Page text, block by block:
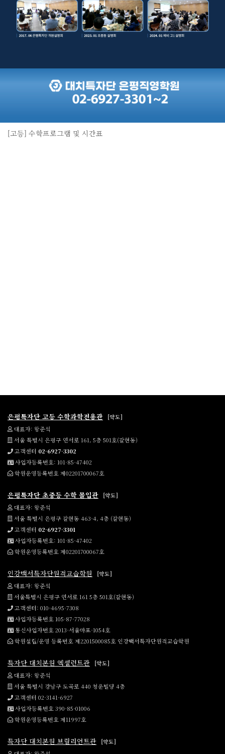
[고등] 수학프로그램 및 시간표
은평특자단 고등 수학과학전용관
[약도]
대표자: 왕준석
서울 특별시 은평구 연서로 161, 5층 501호(갈현동)
고객센터 02-6927-3302
사업자등록번호: 101-85-47402
학원운영등록번호 제02201700067호
은평특자단 초중등 수학 몰입관
[약도]
대표자: 왕준석
서울 특별시 은평구 갈현동 463-4, 4층 (갈현동)
고객센터 02-6927-3301
사업자등록번호: 101-85-47402
학원운영등록번호 제02201700067호
인강백서특자단원격교습학원
[약도]
대표자: 왕준석
서울특별시 은평구 연서로 161 5층 501호(갈현동)
고객센터: 010-4695-7308
사업자등록번호 105-87-77028
통신사업자번호 2013-서울마포-1054호
학원설립/운영 등록번호 제2201500085호 인강백서특자단원격교습학원
특자단 대치본원 엑셀런트관
[약도]
대표자: 왕준석
서울 특별시 강남구 도곡로 440 청운빌딩 4층
고객센터 02-3141-6927
사업자등록번호 390-85-01006
학원운영등록번호 제11997호
특자단 대치본원 브릴리언트관
[약도]